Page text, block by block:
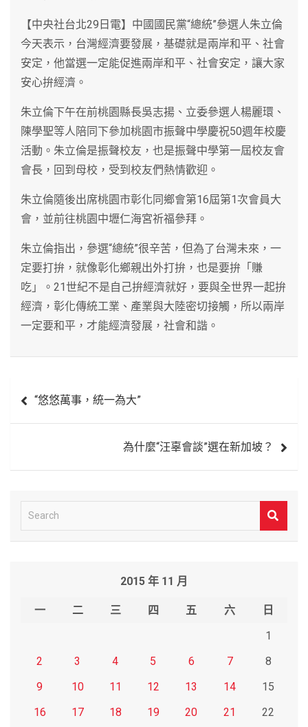
【中央社台北29日電】中國國民黨“總統”參選人朱立倫
今天表示，台灣經濟要發展，基礎就是兩岸和平、社會
安定，他當選一定能促進兩岸和平、社會安定，讓大家
安心拚經濟。
朱立倫下午在前桃園縣長吳志揚、立委參選人楊麗環、
陳學聖等人陪同下參加桃園市振聲中學慶祝50週年校慶
活動。朱立倫是振聲校友，也是振聲中學第一屆校友會
會長，回到母校，受到校友們熱情歡迎。
朱立倫隨後出席桃園市彰化同鄉會第16屆第1次會員大
會，並前往桃園中壢仁海宮祈福參拜。
朱立倫指出，參選“總統”很辛苦，但為了台灣未來，一
定要打拚，就像彰化鄉親出外打拚，也是要拚「賺
吃」。21世紀不是自己拚經濟就好，要與全世界一起拚
經濟，彰化傳統工業、產業與大陸密切接觸，所以兩岸
一定要和平，才能經濟發展，社會和諧。
章 “悠悠萬事，統一為大”
為什麼“汪辜會談”選在新加坡？
e
2015 年 11 月
一 二 三 四 五 六
日
1
2
3 4 5 6 7
8
9
10 11 12 13 14
15
16
17 18 19 20 21
22